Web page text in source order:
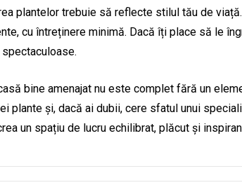
plantelor trebuie să reflecte stilul tău de
cu întreținere minimă. Dacă îți place să le
bine amenajat nu este complet fără un
plante și, dacă ai dubii, cere sfatul unui
un spațiu de lucru echilibrat, plăcut și